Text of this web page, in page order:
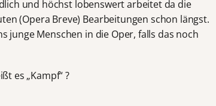
und höchst lobenswert arbeitet da die
(Opera Breve) Bearbeitungen schon längst.
junge Menschen in die Oper, falls das noch
es „Kampf“ ?